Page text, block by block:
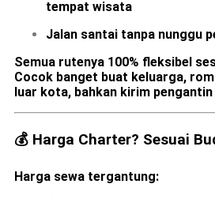
tempat wisata
Jalan santai tanpa nunggu
Semua rutenya 100% fleksibel
Cocok banget buat keluarga,
luar kota, bahkan kirim pengantin
💰 Harga Charter? Sesuai
Harga sewa tergantung: